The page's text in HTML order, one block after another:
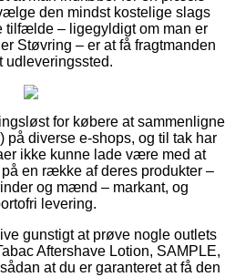
den mindst kostelige slags
tilfælde – ligegyldigt om man er
Støvring – er at få fragtmanden
udleveringssted.
for købere at sammenligne
på diverse e-shops, og til tak har
ikke kunne lade være med at
en række af deres produkter –
og mænd – markant, og
levering.
gunstigt at prøve nogle outlets
Aftershave Lotion, SAMPLE,
at du er garanteret at få den